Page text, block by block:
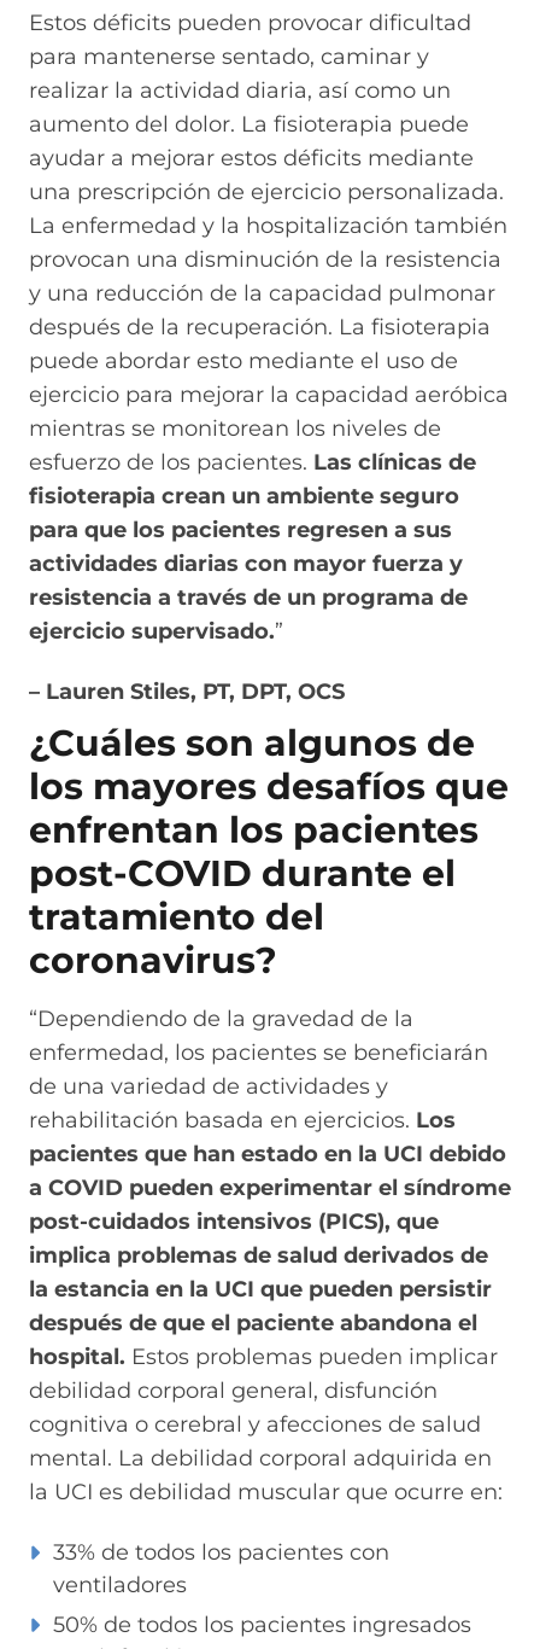
Estos déficits pueden provocar dificultad
para mantenerse sentado, caminar y
realizar la actividad diaria, así como un
aumento del dolor. La fisioterapia puede
ayudar a mejorar estos déficits mediante
una prescripción de ejercicio personalizada.
La enfermedad y la hospitalización también
provocan una disminución de la resistencia
y una reducción de la capacidad pulmonar
después de la recuperación. La fisioterapia
puede abordar esto mediante el uso de
ejercicio para mejorar la capacidad aeróbica
mientras se monitorean los niveles de
esfuerzo de los pacientes. Las clínicas de
fisioterapia crean un ambiente seguro
para que los pacientes regresen a sus
actividades diarias con mayor fuerza y
resistencia a través de un programa de
ejercicio supervisado.”
– Lauren Stiles, PT, DPT, OCS
¿Cuáles son algunos de
los mayores desafíos que
enfrentan los pacientes
post-COVID durante el
tratamiento del
coronavirus?
“Dependiendo de la gravedad de la
enfermedad, los pacientes se beneficiarán
de una variedad de actividades y
rehabilitación basada en ejercicios. Los
pacientes que han estado en la UCI debido
a COVID pueden experimentar el síndrome
post-cuidados intensivos (PICS), que
implica problemas de salud derivados de
la estancia en la UCI que pueden persistir
después de que el paciente abandona el
hospital. Estos problemas pueden implicar
debilidad corporal general, disfunción
cognitiva o cerebral y afecciones de salud
mental. La debilidad corporal adquirida en
la UCI es debilidad muscular que ocurre en:
33% de todos los pacientes con
ventiladores
50% de todos los pacientes ingresados